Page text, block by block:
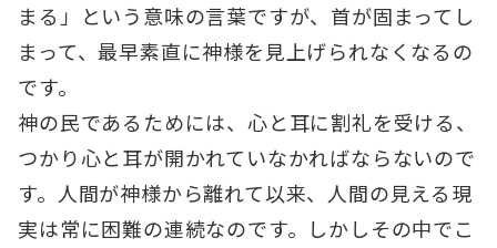
まる」という意味の言葉ですが、首が固まってし
まって、最早素直に神様を見上げられなくなるの
です。
神の民であるためには、心と耳に割礼を受ける、
つかり心と耳が開かれていなかればならないので
す。人間が神様から離れて以来、人間の見える現
実は常に困難の連続なのです。しかしその中でこ